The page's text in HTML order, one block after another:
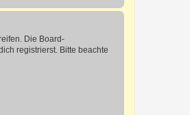
Die Board-
registrierst. Bitte beachte